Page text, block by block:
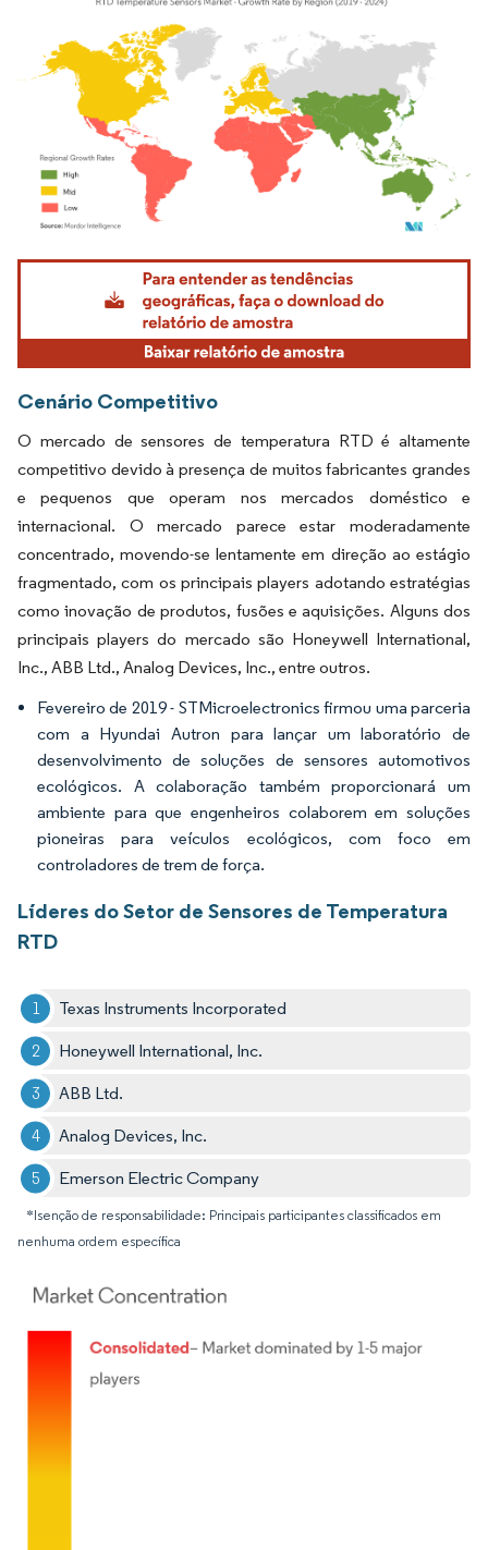
Imagem © Mordor Intelligence. O reuso requer atribuição conforme CC BY 4.0.
Cenário Competitivo
O mercado de sensores de temperatura RTD é altamente
competitivo devido à presença de muitos fabricantes grandes
e pequenos que operam nos mercados doméstico e
internacional. O mercado parece estar moderadamente
concentrado, movendo-se lentamente em direção ao estágio
fragmentado, com os principais players adotando estratégias
como inovação de produtos, fusões e aquisições. Alguns dos
principais players do mercado são Honeywell International,
Inc., ABB Ltd., Analog Devices, Inc., entre outros.
Fevereiro de 2019 - STMicroelectronics firmou uma parceria
com a Hyundai Autron para lançar um laboratório de
desenvolvimento de soluções de sensores automotivos
ecológicos. A colaboração também proporcionará um
ambiente para que engenheiros colaborem em soluções
pioneiras para veículos ecológicos, com foco em
controladores de trem de força.
Líderes do Setor de Sensores de Temperatura
RTD
Texas Instruments Incorporated
Honeywell International, Inc.
ABB Ltd.
Analog Devices, Inc.
Emerson Electric Company
*Isenção de responsabilidade: Principais participantes classificados em
nenhuma ordem específica